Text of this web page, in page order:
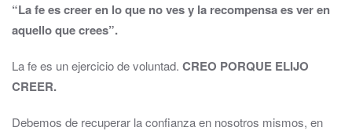
“La fe es creer en lo que no ves y la recompensa es ver en
aquello que crees”.
La fe es un ejercicio de voluntad. CREO PORQUE ELIJO
CREER.
Debemos de recuperar la confianza en nosotros mismos, en